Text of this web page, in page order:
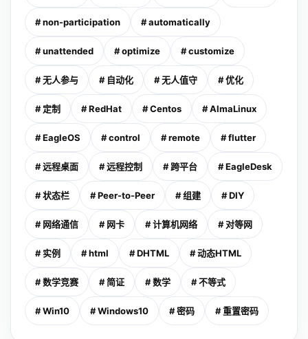
# non-participation # automatically
# unattended # optimize # customize
# 无人参与 # 自动化 # 无人值守 # 优化
# 定制 # RedHat # Centos # AlmaLinux
# EagleOS # control # remote # flutter
# 远程桌面 # 远程控制 # 跨平台 # EagleDesk
# 状态栏 # Peer-to-Peer # 组建 # DIY
# 网络通信 # 网卡 # 计算机网络 # 对等网
# 实例 # html # DHTML # 动态HTML
# 数学竞赛 # 简证 # 数学 # 不等式
# Win10 # Windows10 # 密码 # 重置密码